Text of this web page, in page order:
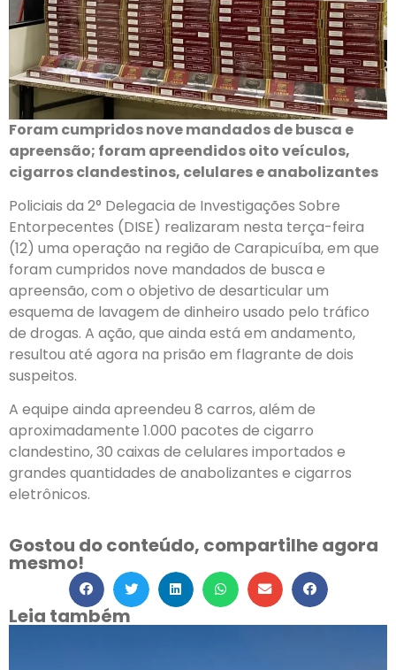
Foram cumpridos nove mandados de busca e
apreensão; foram apreendidos oito veículos,
cigarros clandestinos, celulares e anabolizantes
Policiais da 2° Delegacia de Investigações Sobre
Entorpecentes (DISE) realizaram nesta terça-feira
(12) uma operação na região de Carapicuíba, em que
foram cumpridos nove mandados de busca e
apreensão, com o objetivo de desarticular um
esquema de lavagem de dinheiro usado pelo tráfico
de drogas. A ação, que ainda está em andamento,
resultou até agora na prisão em flagrante de dois
suspeitos.
A equipe ainda apreendeu 8 carros, além de
aproximadamente 1.000 pacotes de cigarro
clandestino, 30 caixas de celulares importados e
grandes quantidades de anabolizantes e cigarros
eletrônicos.
Gostou do conteúdo, compartilhe agora
mesmo!
Leia também